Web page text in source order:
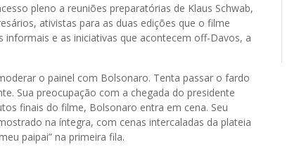
pleno a reuniões preparatórias de Klaus Schwab,
ativistas para as duas edições que o filme
e as iniciativas que acontecem off-Davos, a
o painel com Bolsonaro. Tenta passar o fardo
Sua preocupação com a chegada do presidente
finais do filme, Bolsonaro entra em cena. Seu
na íntegra, com cenas intercaladas da plateia
paipai” na primeira fila.